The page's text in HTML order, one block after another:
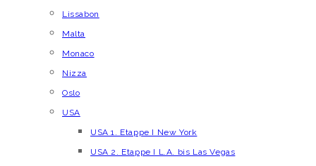
Lissabon
Malta
Monaco
Nizza
Oslo
USA
USA 1. Etappe I New York
USA 2. Etappe I L.A. bis Las Vegas